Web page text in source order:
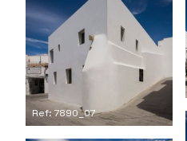
Ref: 7890_07